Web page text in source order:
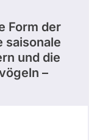
Form der
saisonale
und die
–